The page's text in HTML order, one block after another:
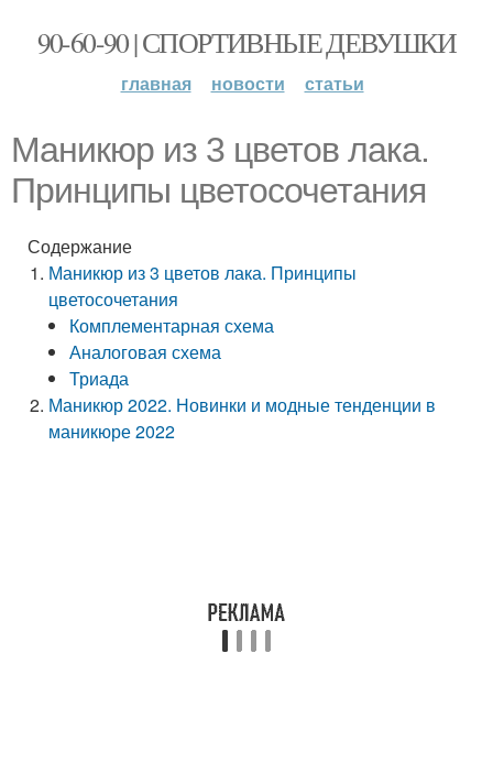
90-60-90 | СПОРТИВНЫЕ ДЕВУШКИ
главная новости статьи
Маникюр из 3 цветов лака.
Принципы цветосочетания
Содержание
Маникюр из 3 цветов лака. Принципы
цветосочетания
Комплементарная схема
Аналоговая схема
Триада
Маникюр 2022. Новинки и модные тенденции в
маникюре 2022